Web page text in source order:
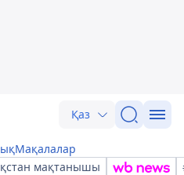
Қаз
Мақалалар
мақтанышы